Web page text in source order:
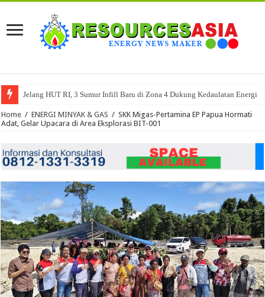
Jelang HUT RI, 3 Sumur Infill Baru di Zona 4 Dukung Kedaulatan Energi
Home / ENERGI MINYAK & GAS / SKK Migas-Pertamina EP Papua Hormati
Adat, Gelar Upacara di Area Eksplorasi BIT-001